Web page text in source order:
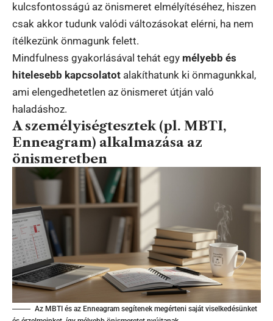
kulcsfontosságú az önismeret elmélyítéséhez, hiszen
csak akkor tudunk valódi változásokat elérni, ha nem
ítélkezünk önmagunk felett.
Mindfulness gyakorlásával tehát egy mélyebb és
hitelesebb kapcsolatot alakíthatunk ki önmagunkkal,
ami elengedhetetlen az önismeret útján való
haladáshoz.
A személyiségtesztek (pl. MBTI,
Enneagram) alkalmazása az
önismeretben
Az MBTI és az Enneagram segítenek megérteni saját viselkedésünket